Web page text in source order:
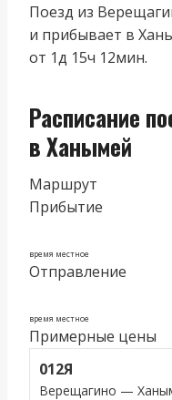
Поезд из
и прибывает в
от 1д 15ч 12мин.
Расписание
в Ханымей
Маршрут
Прибытие
время местное
Отправление
время местное
Примерные цены
012Я
Верещагино —